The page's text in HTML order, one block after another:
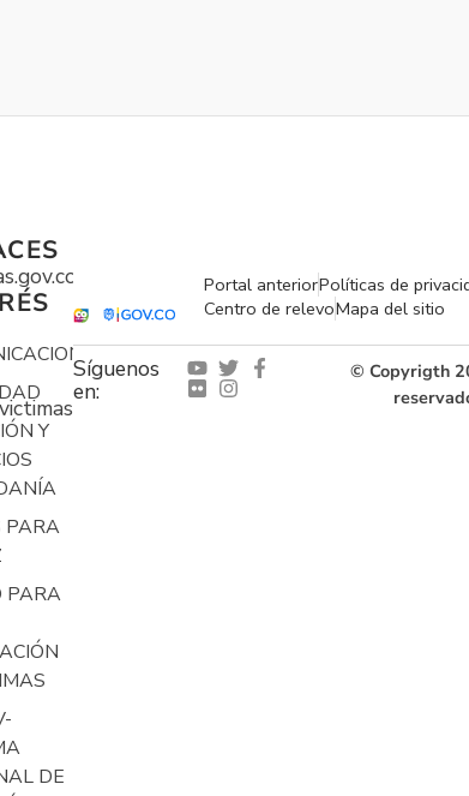
Y
PARA
PARA
DE
Portal anteriorPolíticas de
Centro de relevoMapa del sitio
Síguenos
en:
© Copyrigth